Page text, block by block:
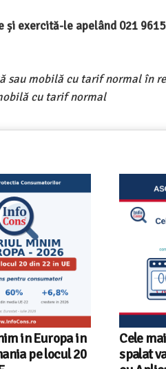
exercită-le apelând 021
mobilă cu tarif normal în
cu tarif normal
masini de
Ghid
alegi